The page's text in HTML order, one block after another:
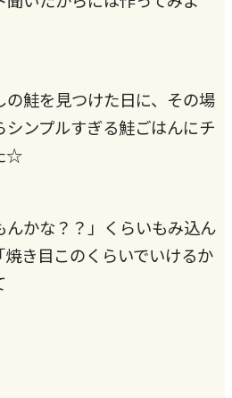
の鮭を見つけた日に、その場
ンプルすぎる鮭ごはんにチ
☆
かな？？」くらいもみ込ん
き目このくらいでいけるか